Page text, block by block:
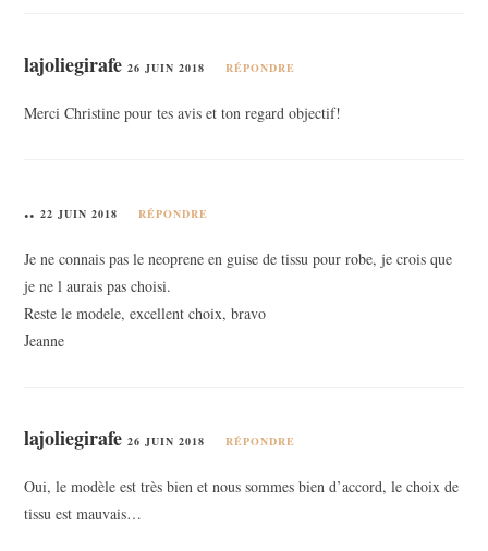
lajoliegirafe 26 JUIN 2018 RÉPONDRE
Merci Christine pour tes avis et ton regard objectif!
..22 JUIN 2018 RÉPONDRE
Je ne connais pas le neoprene en guise de tissu pour robe, je crois que
je ne l aurais pas choisi.
Reste le modele, excellent choix, bravo
Jeanne
lajoliegirafe 26 JUIN 2018 RÉPONDRE
Oui, le modèle est très bien et nous sommes bien d’accord, le choix de
tissu est mauvais…